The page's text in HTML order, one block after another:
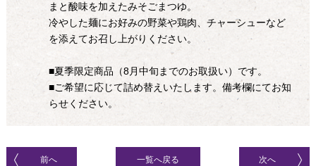
まと酸味を加えたみそごまつゆ。
冷やした麺にお好みの野菜や鶏肉、チャーシューなど
を添えてお召し上がりください。
■夏季限定商品（8月中旬までのお取扱い）です。
■ご希望に応じて詰め替えいたします。備考欄にてお知
らせください。
前へ 一覧へ戻る 次へ